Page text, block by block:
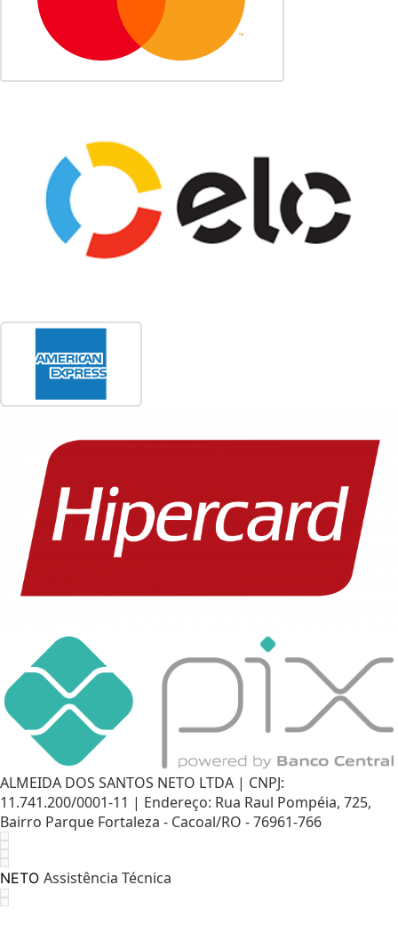
ALMEIDA DOS SANTOS NETO LTDA | CNPJ:
11.741.200/0001-11 | Endereço: Rua Raul Pompéia, 725,
Bairro Parque Fortaleza - Cacoal/RO - 76961-766
NETO Assistência Técnica